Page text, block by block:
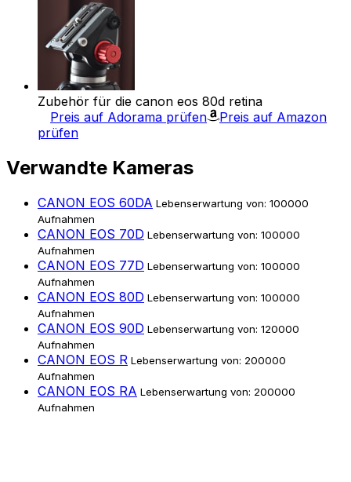
Zubehör für die canon eos 80d retina
Preis auf Adorama prüfen
Preis auf Amazon
prüfen
Verwandte Kameras
CANON EOS 60DA Lebenserwartung von: 100000
Aufnahmen
CANON EOS 70D Lebenserwartung von: 100000
Aufnahmen
CANON EOS 77D Lebenserwartung von: 100000
Aufnahmen
CANON EOS 80D Lebenserwartung von: 100000
Aufnahmen
CANON EOS 90D Lebenserwartung von: 120000
Aufnahmen
CANON EOS R Lebenserwartung von: 200000
Aufnahmen
CANON EOS RA Lebenserwartung von: 200000
Aufnahmen